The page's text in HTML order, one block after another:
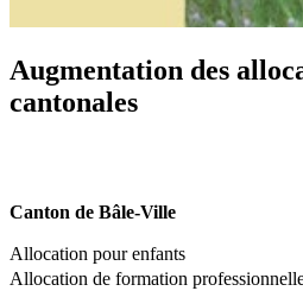
Augmentation des
cantonales
Canton de Bâle-Ville
Allocation pour enfants
Allocation de formation